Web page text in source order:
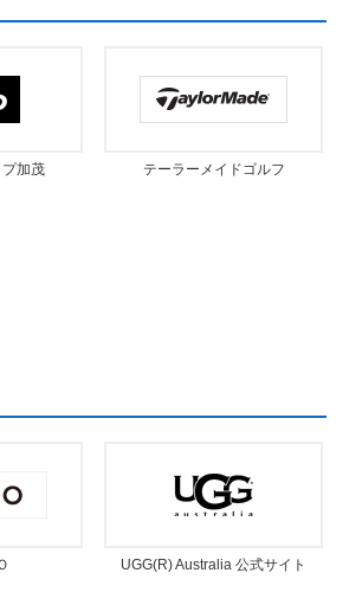
加茂 テーラーメイドゴルフ
UGG(R) Australia 公式サイト